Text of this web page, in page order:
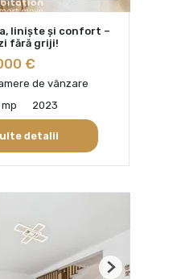
liniște și confort –
fără griji!
€
de vânzare
mp 2023
detalii
Next